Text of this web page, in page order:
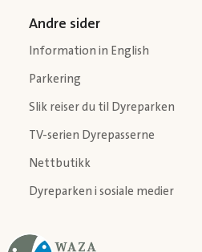
Andre sider
Information in English
Parkering
Slik reiser du til Dyreparken
TV-serien Dyrepasserne
Nettbutikk
Dyreparken i sosiale medier